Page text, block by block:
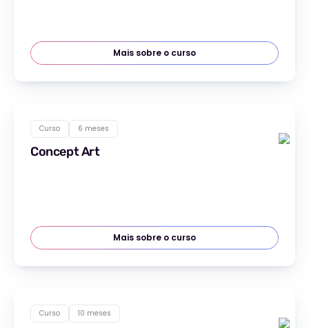
Mais sobre o curso
Curso 6 meses
Concept Art
Mais sobre o curso
Curso 10 meses